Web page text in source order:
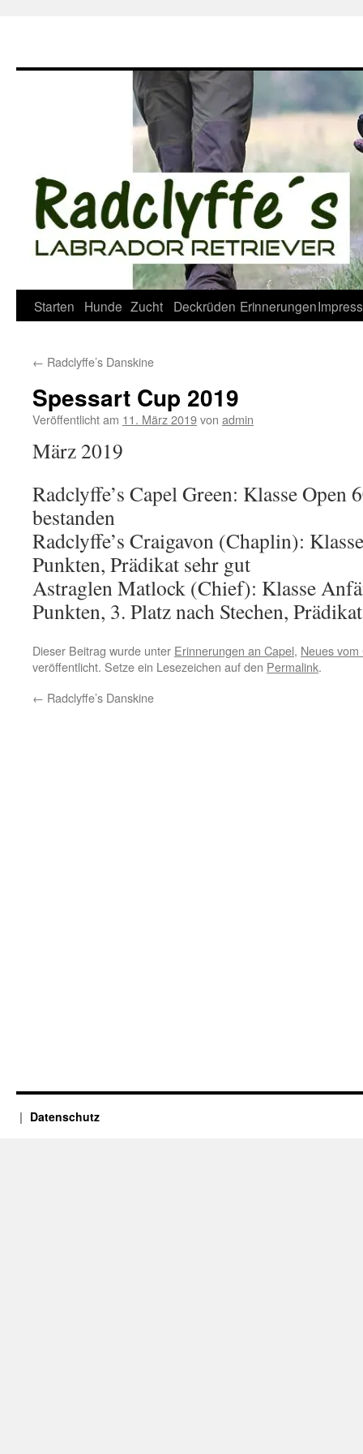
Starten Hunde Zucht Deckrüden Erinnerungen
← Radclyffe’s Danskine
Spessart Cup 2019
Veröffentlicht am 11. März 2019von admin
März 2019
Radclyffe’s Capel Green: Klasse Open
bestanden
Radclyffe’s Craigavon (Chaplin):
Punkten, Prädikat sehr gut
Astraglen Matlock (Chief): Klasse
Punkten, 3. Platz nach Stechen,
Dieser Beitrag wurde unter Erinnerungen an Capel, Neues
veröffentlicht. Setze ein Lesezeichen auf den Permalink.
← Radclyffe’s Danskine
Datenschutz